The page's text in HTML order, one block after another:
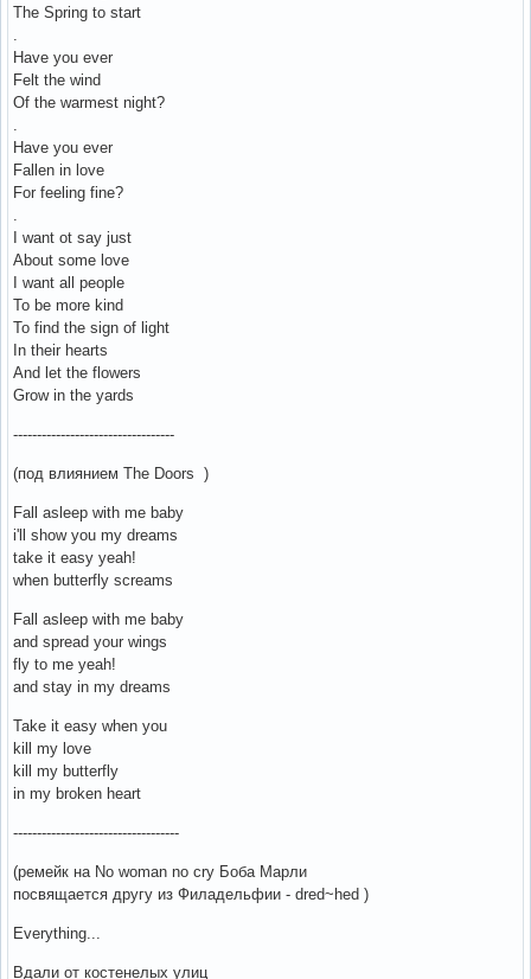
The Spring to start
Have you ever
Felt the wind
Of the warmest night?
Have you ever
Fallen in love
For feeling fine?
I want ot say just
About some love
I want all people
To be more kind
To find the sign of light
In their hearts
And let the flowers
Grow in the yards
----------------------------------
(под влиянием The Doors )
Fall asleep with me baby
i'll show you my dreams
take it easy yeah!
when butterfly screams
Fall asleep with me baby
and spread your wings
fly to me yeah!
and stay in my dreams
Take it easy when you
kill my love
kill my butterfly
in my broken heart
-----------------------------------
(ремейк на No woman no cry Боба Марли
посвящается другу из Филадельфии - dred~hed )
Everything...
Вдали от костенелых улиц